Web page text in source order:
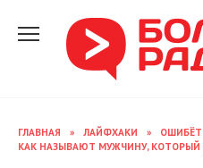
содержанию
ГЛАВНАЯ » ЛАЙФХАКИ »
КАК НАЗЫВАЮТ МУЖЧИНУ,